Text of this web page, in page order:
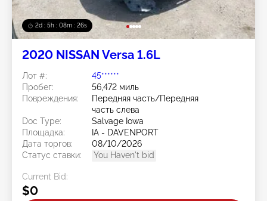
2d : 5h : 08m : 24s
2020 NISSAN Versa 1.6L
Лот #:
45******
Пробег:
56,472 миль
Повреждения:
Передняя часть/Передняя
часть слева
Doc Type:
Salvage Iowa
Площадка:
IA - DAVENPORT
Дата торгов:
08/10/2026
Статус ставки:
You Haven't bid
Current Bid:
$0